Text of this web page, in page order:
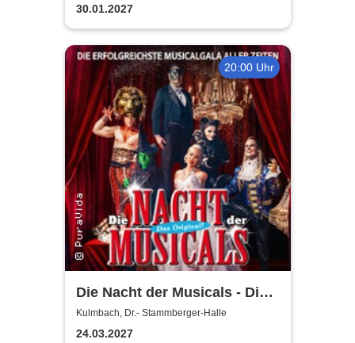
Welthits
30.01.2027
20:00 Uhr
Die Nacht der Musicals - Die
erfolgreichste Musicalgala
aller Zeiten
Kulmbach, Dr.- Stammberger-Halle
24.03.2027